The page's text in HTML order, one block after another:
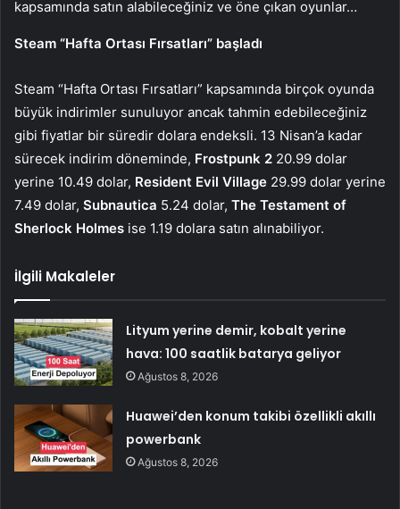
kapsamında satın alabileceğiniz ve öne çıkan oyunlar…
Steam “Hafta Ortası Fırsatları” başladı
Steam “Hafta Ortası Fırsatları” kapsamında birçok oyunda
büyük indirimler sunuluyor ancak tahmin edebileceğiniz
gibi fiyatlar bir süredir dolara endeksli. 13 Nisan’a kadar
sürecek indirim döneminde, Frostpunk 2 20.99 dolar
yerine 10.49 dolar, Resident Evil Village 29.99 dolar yerine
7.49 dolar, Subnautica 5.24 dolar, The Testament of
Sherlock Holmes ise 1.19 dolara satın alınabiliyor.
İlgili Makaleler
Lityum yerine demir, kobalt yerine
hava: 100 saatlik batarya geliyor
Ağustos 8, 2026
Huawei’den konum takibi özellikli akıllı
powerbank
Ağustos 8, 2026